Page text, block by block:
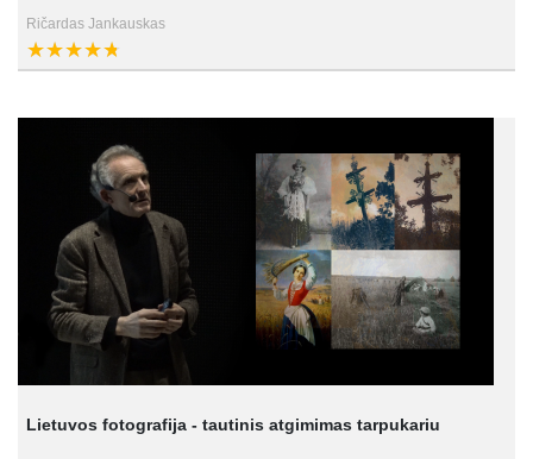
Ričardas Jankauskas
Lietuvos fotografija - tautinis atgimimas tarpukariu